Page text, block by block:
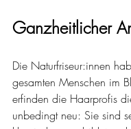
Ganzheitlicher
Die Naturfriseur:innen
gesamten Menschen im
erfinden die Haarprofis
unbedingt neu: Sie sind